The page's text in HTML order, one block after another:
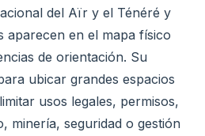
del Aïr y el Ténéré y
aparecen en el mapa físico
de orientación. Su
ubicar grandes espacios
usos legales, permisos,
minería, seguridad o gestión